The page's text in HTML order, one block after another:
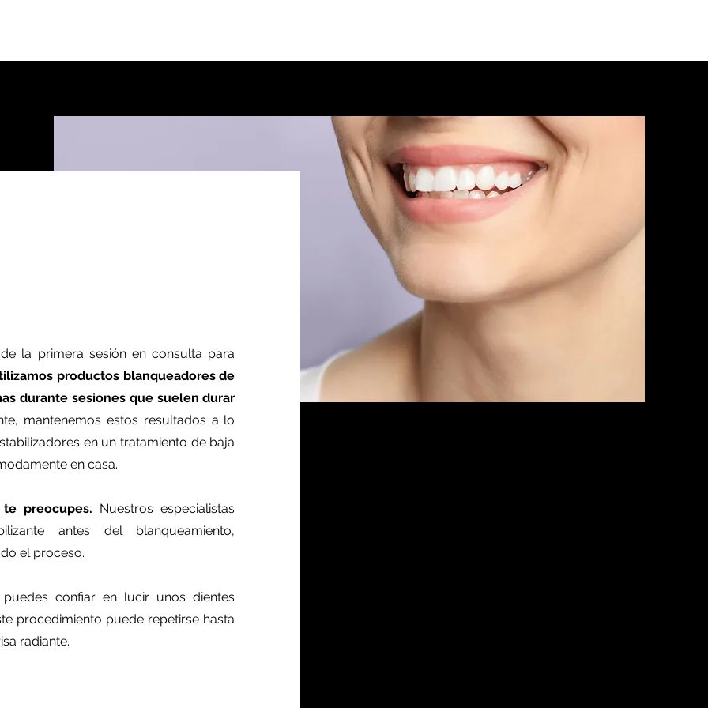
la primera sesión en consulta para
productos blanqueadores de
durante sesiones que suelen durar
mantenemos estos resultados a lo
en un tratamiento de baja
en casa.
preocupes. Nuestros especialistas
antes del blanqueamiento,
el proceso.
confiar en lucir unos dientes
procedimiento puede repetirse hasta
radiante.